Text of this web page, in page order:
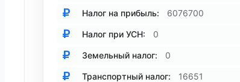
Налог на прибыль: 6076700
Налог при УСН: 0
Земельный налог: 0
Транспортный налог: 16651